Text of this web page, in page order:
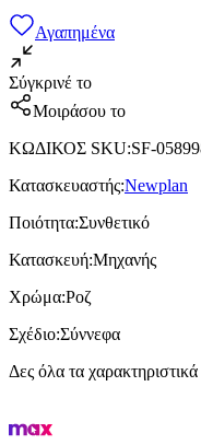
Αγαπημένα
Σύγκρινέ το
Μοιράσου το
ΚΩΔΙΚΟΣ SKU:SF-
Κατασκευαστής:Newplan
Ποιότητα:Συνθετικό
Κατασκευή:Μηχανής
Χρώμα:Ροζ
Σχέδιο:Σύννεφα
Δες όλα τα χαρακτηριστικά